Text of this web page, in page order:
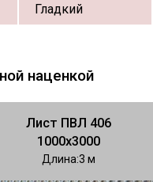
Гладкий
наценкой
Лист ПВЛ 406
1000х3000
Длина 3